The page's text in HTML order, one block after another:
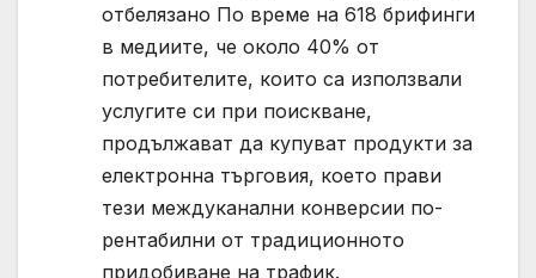
отбелязано По време на 618 брифинги
в медиите, че около 40% от
потребителите, които са използвали
услугите си при поискване,
продължават да купуват продукти за
електронна търговия, което прави
тези междуканални конверсии по-
рентабилни от традиционното
придобиване на трафик.